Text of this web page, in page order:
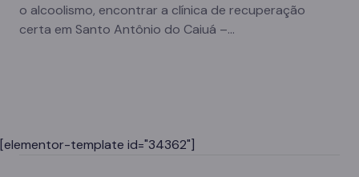
o alcoolismo, encontrar a clínica de recuperação
certa em Santo Antônio do Caiuá –…
[elementor-template id="34362"]